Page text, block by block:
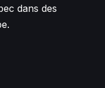
dans des